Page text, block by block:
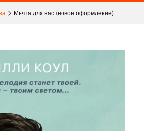
Мечта для нас (новое оформление)